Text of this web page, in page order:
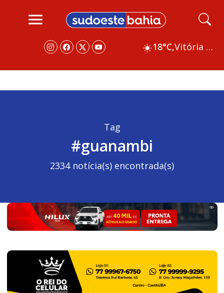
☀️18°C, Vitória da Conquista
Tag
#guanambi
2334 notícia(s) encontrada(s)